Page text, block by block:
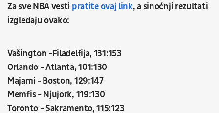
Za sve NBA vesti pratite ovaj link, a sinoćnji rezultati
izgledaju ovako:
Vašington -Filadelfija, 131:153
Orlando - Atlanta, 101:130
Majami - Boston, 129:147
Memfis - Njujork, 119:130
Toronto - Sakramento, 115:123